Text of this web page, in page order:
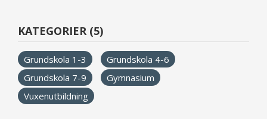
KATEGORIER (5)
Grundskola 1-3
Grundskola 4-6
Grundskola 7-9
Gymnasium
Vuxenutbildning